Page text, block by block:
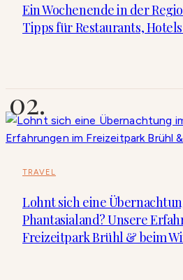
Ein Wochenende in der
Tipps für Restaurants,
TRAVEL
Lohnt sich eine
Phantasialand? Unsere
Freizeitpark Brühl & beim